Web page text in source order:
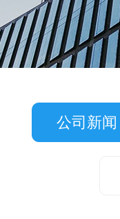
方
案
改
版
务
案
关
于
们
联
公司新闻